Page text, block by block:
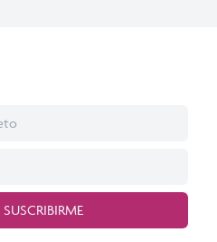
SUSCRIBIRME